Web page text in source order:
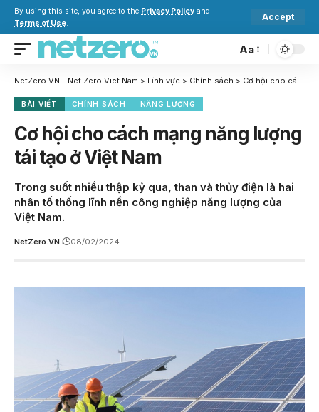
By using this site, you agree to the Privacy Policy and
Terms of Use.
Accept
Aa
NetZero.VN - Net Zero Viet Nam > Lĩnh vực > Chính sách > Cơ hội cho cách mạng năng lượng tái tạo ở Việt Nam
BÀI VIẾT CHÍNH SÁCH NĂNG LƯỢNG
Cơ hội cho cách mạng năng lượng
tái tạo ở Việt Nam
Trong suốt nhiều thập kỷ qua, than và thủy điện là hai
nhân tố thống lĩnh nền công nghiệp năng lượng của
Việt Nam.
NetZero.VN 08/02/2024